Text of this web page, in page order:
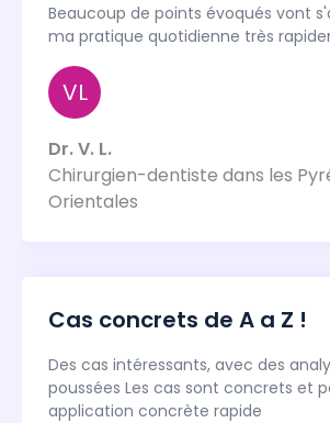
Beaucoup de points évoqués vont
ma pratique quotidienne très
VL
Dr. V. L.
Chirurgien-dentiste dans les
Orientales
Cas concrets de A a Z !
Des cas intéressants, avec des
poussées Les cas sont concrets et
application concrète rapide